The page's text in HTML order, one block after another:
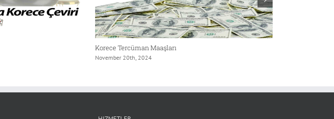
Korece Tercüman Maaşları
November 20th, 2024